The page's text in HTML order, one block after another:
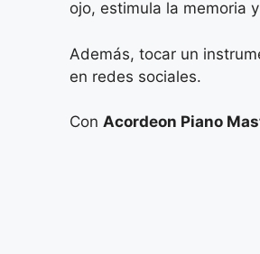
ojo, estimula la memoria
Además, tocar un
en redes sociales.
Con Acordeon Piano